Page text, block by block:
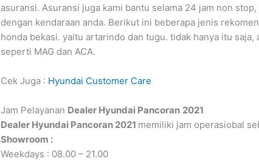
asuransi. Asuransi juga kami bantu selama 24 jam non
dengan kendaraan anda. Berikut ini beberapa jenis
honda bekasi. yaitu artarindo dan tugu. tidak hanya itu saja,
seperti MAG dan ACA.
Cek Juga : Hyundai Customer Care
Jam Pelayanan Dealer Hyundai Pancoran 2021
Dealer Hyundai Pancoran 2021 memiliki jam operasiobal
Showroom :
Weekdays : 08.00 – 21.00